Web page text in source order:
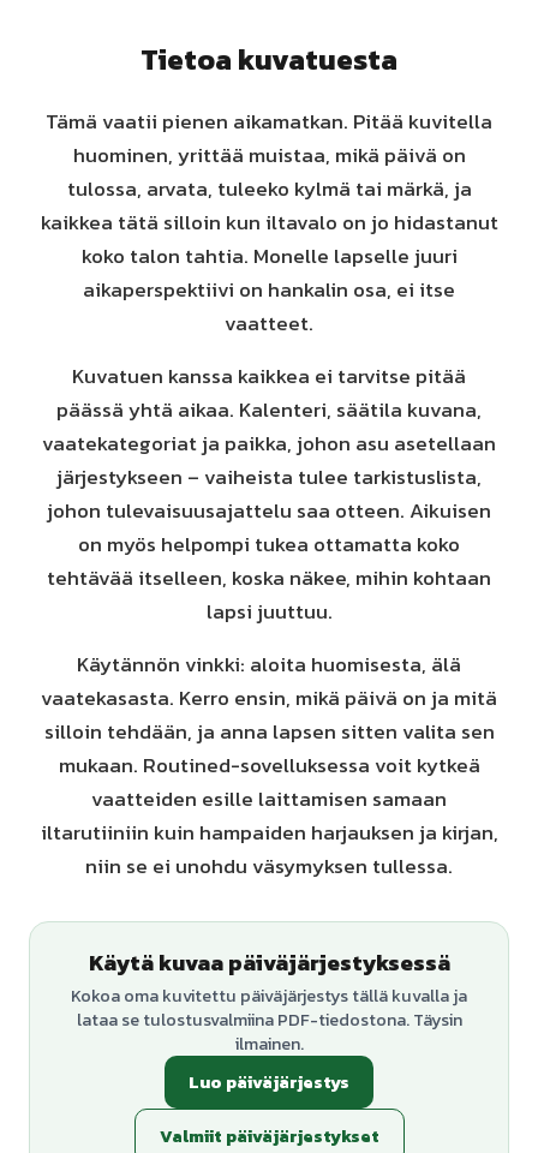
Tietoa kuvatuesta
Tämä vaatii pienen aikamatkan. Pitää kuvitella
huominen, yrittää muistaa, mikä päivä on
tulossa, arvata, tuleeko kylmä tai märkä, ja
kaikkea tätä silloin kun iltavalo on jo hidastanut
koko talon tahtia. Monelle lapselle juuri
aikaperspektiivi on hankalin osa, ei itse
vaatteet.
Kuvatuen kanssa kaikkea ei tarvitse pitää
päässä yhtä aikaa. Kalenteri, säätila kuvana,
vaatekategoriat ja paikka, johon asu asetellaan
järjestykseen – vaiheista tulee tarkistuslista,
johon tulevaisuusajattelu saa otteen. Aikuisen
on myös helpompi tukea ottamatta koko
tehtävää itselleen, koska näkee, mihin kohtaan
lapsi juuttuu.
Käytännön vinkki: aloita huomisesta, älä
vaatekasasta. Kerro ensin, mikä päivä on ja mitä
silloin tehdään, ja anna lapsen sitten valita sen
mukaan. Routined-sovelluksessa voit kytkeä
vaatteiden esille laittamisen samaan
iltarutiiniin kuin hampaiden harjauksen ja kirjan,
niin se ei unohdu väsymyksen tullessa.
Käytä kuvaa päiväjärjestyksessä
Kokoa oma kuvitettu päiväjärjestys tällä kuvalla ja
lataa se tulostusvalmiina PDF-tiedostona. Täysin
ilmainen.
Luo päiväjärjestys
Valmiit päiväjärjestykset